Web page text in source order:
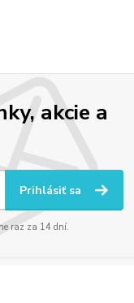
akcie a
Prihlásiť sa
raz za 14 dní.